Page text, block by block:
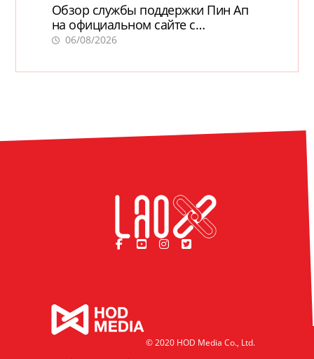
Обзор службы поддержки Пин Ап
на официальном сайте с
актуальной информацией
06/08/2026
© 2020 HOD Media Co., Ltd.